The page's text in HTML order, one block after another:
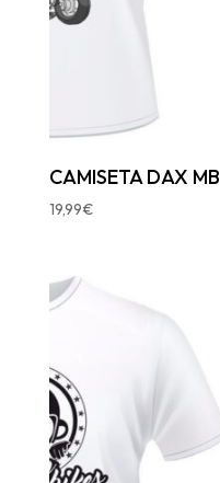
CAMISETA DAX MB
19,99€